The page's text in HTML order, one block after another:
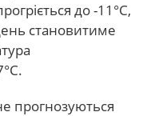
до -11°C,
становитиме
прогнозуються